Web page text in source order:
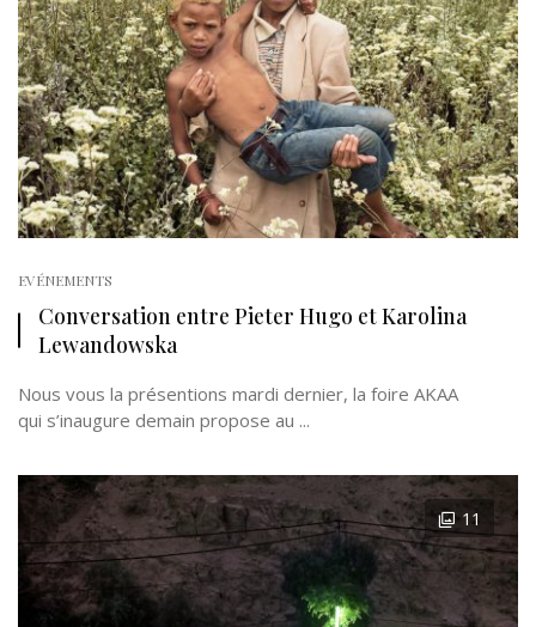
EVÉNEMENTS
Conversation entre Pieter Hugo et Karolina
Lewandowska
Nous vous la présentions mardi dernier, la foire AKAA
qui s’inaugure demain propose au ...
11